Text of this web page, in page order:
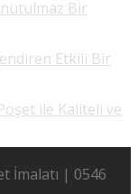
Bir
Etkili Bir
ile Kaliteli ve
İmalatı | 0546